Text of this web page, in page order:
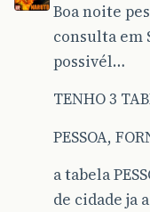
Boa noite
consulta em
possivél…
TENHO 3
PESSOA,
a tabela
de cidade ja